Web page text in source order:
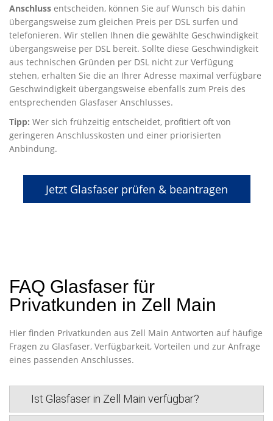
Anschluss entscheiden, können Sie auf Wunsch bis dahin
übergangsweise zum gleichen Preis per DSL surfen und
telefonieren. Wir stellen Ihnen die gewählte Geschwindigkeit
übergangsweise per DSL bereit. Sollte diese Geschwindigkeit
aus technischen Gründen per DSL nicht zur Verfügung
stehen, erhalten Sie die an Ihrer Adresse maximal verfügbare
Geschwindigkeit übergangsweise ebenfalls zum Preis des
entsprechenden Glasfaser Anschlusses.
Tipp: Wer sich frühzeitig entscheidet, profitiert oft von
geringeren Anschlusskosten und einer priorisierten
Anbindung.
Jetzt Glasfaser prüfen & beantragen
FAQ Glasfaser für
Privatkunden in Zell Main
Hier finden Privatkunden aus Zell Main Antworten auf häufige
Fragen zu Glasfaser, Verfügbarkeit, Vorteilen und zur Anfrage
eines passenden Anschlusses.
Ist Glasfaser in Zell Main verfügbar?